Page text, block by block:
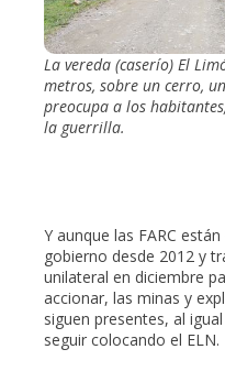
La vereda (caserío) El
metros, sobre un cerro,
preocupa a los
la guerrilla.
Y aunque las FARC
gobierno desde 2012 y
unilateral en diciembre
accionar, las minas y
siguen presentes, al
seguir colocando el ELN.